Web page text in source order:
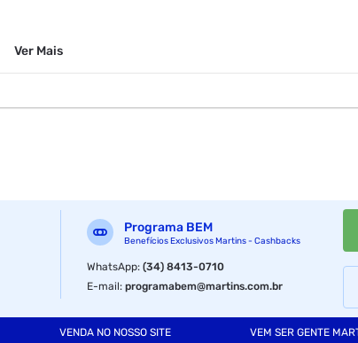
cancelas, portas com fechamento eletrico, portas com
Ver Mais
Programa BEM
Benefícios Exclusivos Martins - Cashbacks
WhatsApp:(34) 8413-0710
E-mail:programabem@martins.com.br
VENDA NO NOSSO SITE VEM SER GENTE